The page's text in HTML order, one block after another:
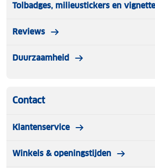
Tolbadges, milieustickers en
Reviews
Duurzaamheid
Contact
Klantenservice
Winkels & openingstijden